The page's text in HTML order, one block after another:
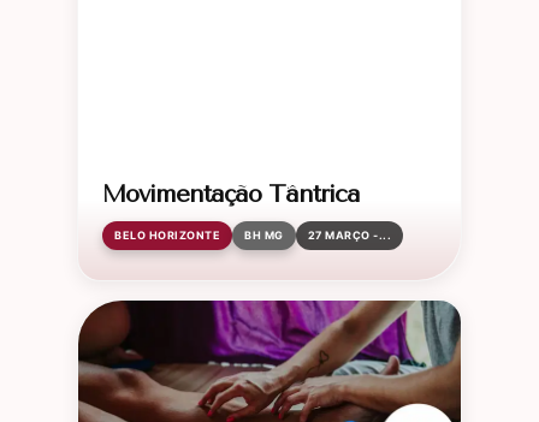
Movimentação Tântrica
BELO HORIZONTE BH MG 27 MARÇO -...